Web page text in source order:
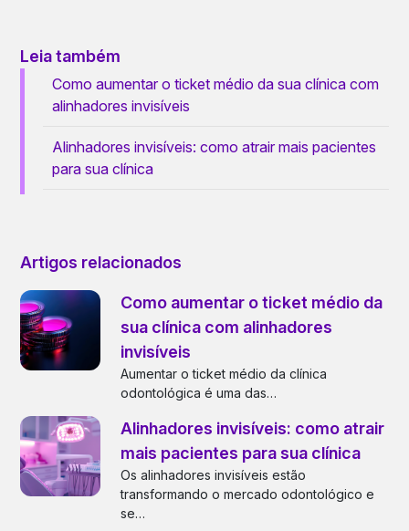
Leia também
Como aumentar o ticket médio da sua clínica com
alinhadores invisíveis
Alinhadores invisíveis: como atrair mais pacientes
para sua clínica
Artigos relacionados
Como aumentar o ticket médio da
sua clínica com alinhadores
invisíveis
Aumentar o ticket médio da clínica
odontológica é uma das…
Alinhadores invisíveis: como atrair
mais pacientes para sua clínica
Os alinhadores invisíveis estão
transformando o mercado odontológico e
se…